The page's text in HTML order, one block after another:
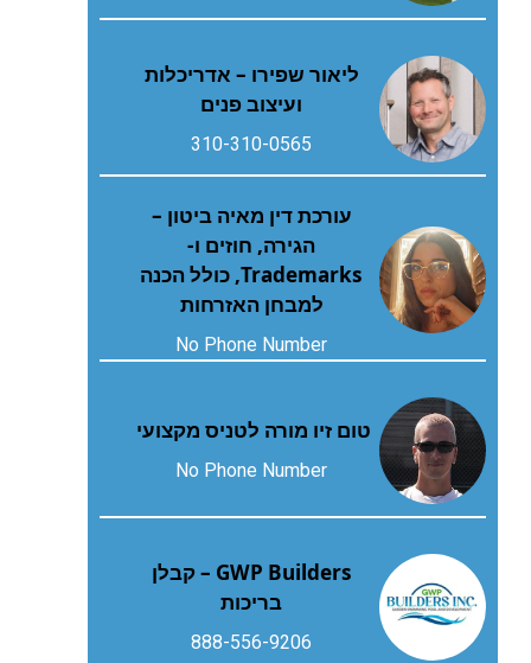
ליאור שפירו – אדריכלות
ועיצוב פנים
310-310-0565
עורכת דין מאיה ביטון –
הגירה, חוזים ו-
Trademarks, כולל הכנה
למבחן האזרחות
No Phone Number
טום זיו מורה לטניס מקצועי
No Phone Number
GWP Builders – קבלן
בריכות
888-556-9206